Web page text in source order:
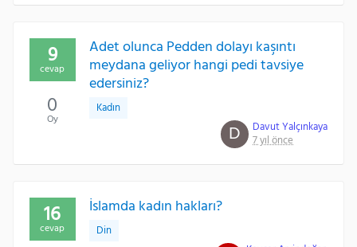
Adet olunca Pedden dolayı kaşıntı
meydana geliyor hangi pedi tavsiye
edersiniz?
Kadın
D
Davut Yalçınkaya
7 yıl önce
9
cevap
0
Oy
İslamda kadın hakları?
Din
16
cevap